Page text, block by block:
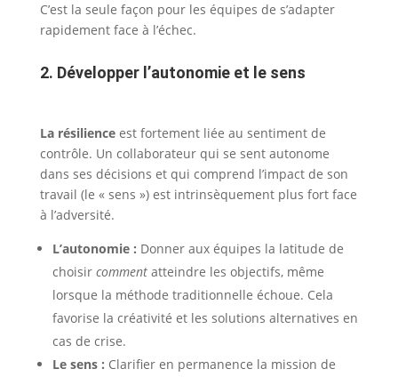
C’est la seule façon pour les équipes de s’adapter
rapidement face à l’échec.
2. Développer l’autonomie et le sens
La résilienceest fortement liée au sentiment de
contrôle. Un collaborateur qui se sent autonome
dans ses décisions et qui comprend l’impact de son
travail (le « sens ») est intrinsèquement plus fort face
à l’adversité.
L’autonomie : Donner aux équipes la latitude de
choisir commentatteindre les objectifs, même
lorsque la méthode traditionnelle échoue. Cela
favorise la créativité et les solutions alternatives en
cas de crise.
Le sens : Clarifier en permanence la mission de